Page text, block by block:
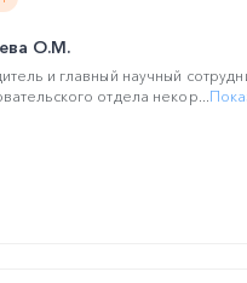
О.М.
и главный научный
отдела некор...